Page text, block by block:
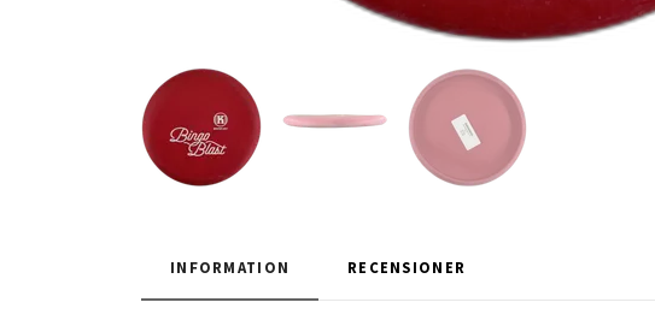
INFORMATION RECENSIONER